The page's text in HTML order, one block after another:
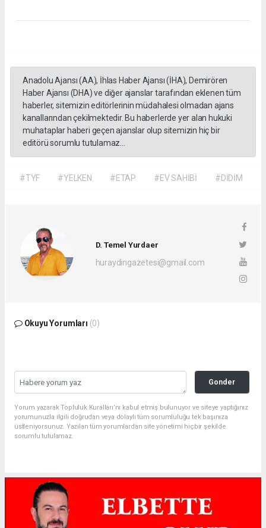
Anadolu Ajansı (AA), İhlas Haber Ajansı (İHA), Demirören
Haber Ajansı (DHA) ve diğer ajanslar tarafından eklenen tüm
haberler, sitemizin editörlerinin müdahalesi olmadan ajans
kanallarından çekilmektedir. Bu haberlerde yer alan hukuki
muhataplar haberi geçen ajanslar olup sitemizin hiç bir
editörü sorumlu tutulamaz...
#TYF #YELKEN #ETAP #EV SAHİBİ #DİDİM
D. Temel Yurdaer
huraydingazetesi@gmail.com
Okuyu Yorumları (0)
Gonder
Yorum yazarak Topluluk Kuralları’nı kabul etmiş bulunuyor ve siteye yaptığınız
yorumunuzla ilgili doğrudan veya dolaylı tüm sorumluluğu tek başınıza
üstleniyorsunuz. Yazılan tüm yorumlardan site yönetimi hiçbir şekilde
sorumlu tutulamaz.